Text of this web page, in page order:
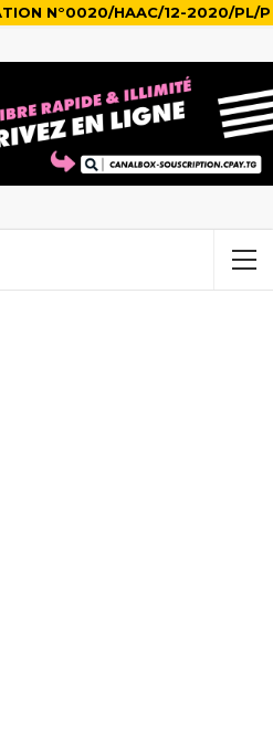
N°0020/HAAC/12-2020/PL/P